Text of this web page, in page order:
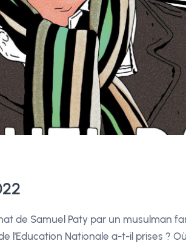
de Samuel Paty par un musulman
l'Education Nationale a-t-il prises ?